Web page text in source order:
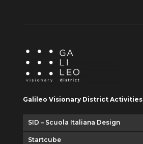
Galileo Visionary District Activities
SID – Scuola Italiana Design
Startcube